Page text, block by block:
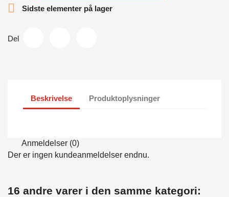
 Sidste elementer på lager
Del
Beskrivelse Produktoplysninger
Anmeldelser (0)
Der er ingen kundeanmeldelser endnu.
16 andre varer i den samme kategori: